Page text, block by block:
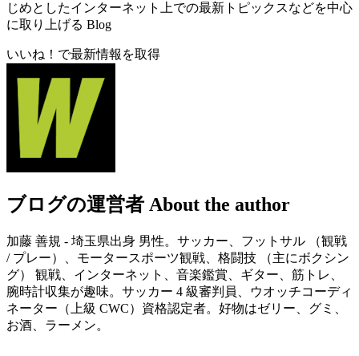
じめとしたインターネット上での最新トピックスなどを中心
に取り上げる Blog
いいね！で最新情報を取得
ブログの運営者 About the author
加藤 善規 - 埼玉県出身 男性。サッカー、フットサル （観戦
/ プレー）、モータースポーツ観戦、格闘技 （主にボクシン
グ） 観戦、インターネット、音楽鑑賞、ギター、筋トレ、
腕時計収集が趣味。サッカー 4 級審判員、ウオッチコーディ
ネーター（上級 CWC）資格認定者。好物はゼリー、グミ、
お酒、ラーメン。